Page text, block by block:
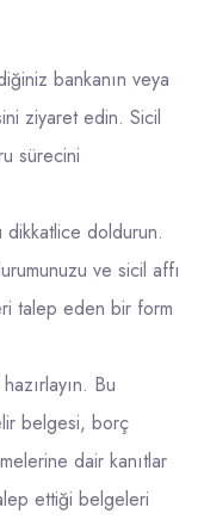
bankanın veya
ziyaret edin. Sicil
sürecini
dikkatlice doldurun.
ve sicil affı
talep eden bir form
Bu
belgesi, borç
dair kanıtlar
ettiği belgeleri